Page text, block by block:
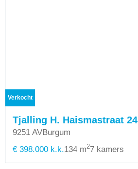
Verkocht
Tjalling H. Haismastraat 24
9251 AVBurgum
€ 398.000 k.k.134 m27 kamers